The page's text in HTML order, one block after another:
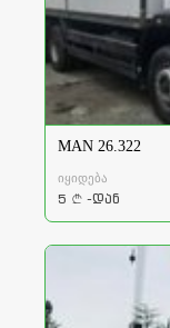
MAN 26.322
იყიდება
5 a -დან